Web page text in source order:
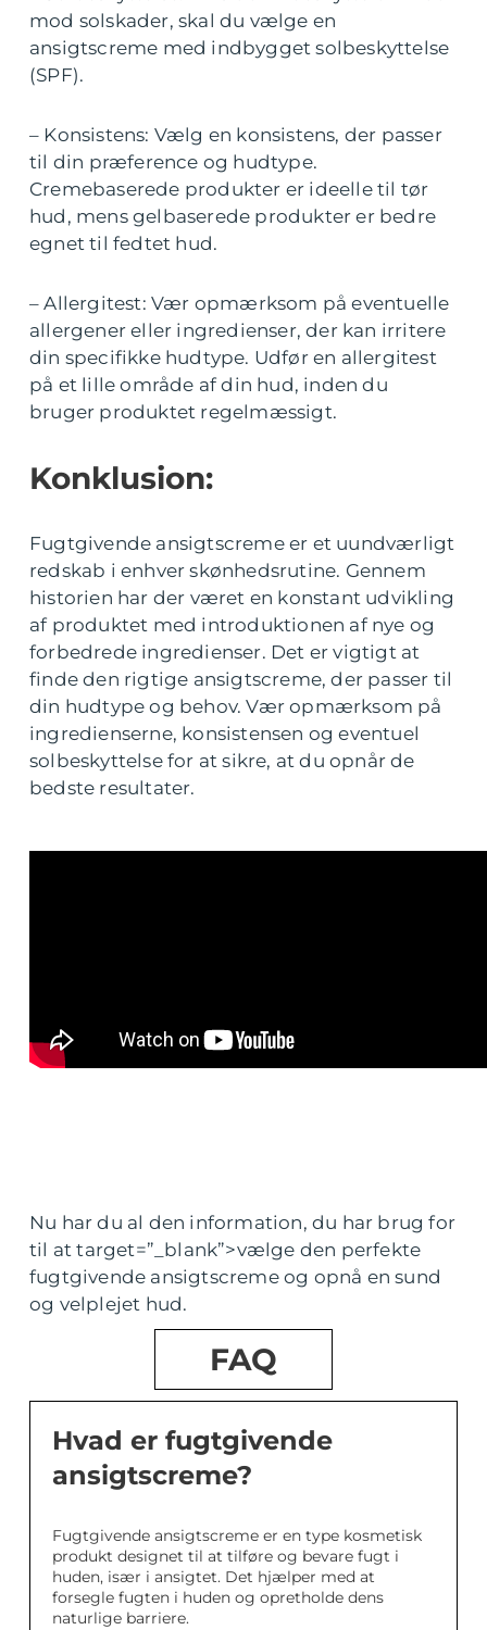
mod solskader, skal du vælge en
ansigtscreme med indbygget solbeskyttelse
(SPF).
– Konsistens: Vælg en konsistens, der passer
til din præference og hudtype.
Cremebaserede produkter er ideelle til tør
hud, mens gelbaserede produkter er bedre
egnet til fedtet hud.
– Allergitest: Vær opmærksom på eventuelle
allergener eller ingredienser, der kan irritere
din specifikke hudtype. Udfør en allergitest
på et lille område af din hud, inden du
bruger produktet regelmæssigt.
Konklusion:
Fugtgivende ansigtscreme er et uundværligt
redskab i enhver skønhedsrutine. Gennem
historien har der været en konstant udvikling
af produktet med introduktionen af nye og
forbedrede ingredienser. Det er vigtigt at
finde den rigtige ansigtscreme, der passer til
din hudtype og behov. Vær opmærksom på
ingredienserne, konsistensen og eventuel
solbeskyttelse for at sikre, at du opnår de
bedste resultater.
Nu har du al den information, du har brug for
til at target=”_blank”>vælge den perfekte
fugtgivende ansigtscreme og opnå en sund
og velplejet hud.
FAQ
Hvad er fugtgivende
ansigtscreme?
Fugtgivende ansigtscreme er en type kosmetisk
produkt designet til at tilføre og bevare fugt i
huden, især i ansigtet. Det hjælper med at
forsegle fugten i huden og opretholde dens
naturlige barriere.